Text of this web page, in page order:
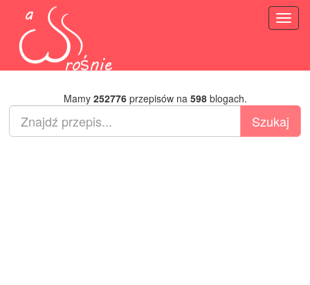
Mamy 252776przepisów na 598blogach.